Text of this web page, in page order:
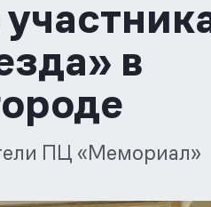
в
ПЦ «Мемориал»